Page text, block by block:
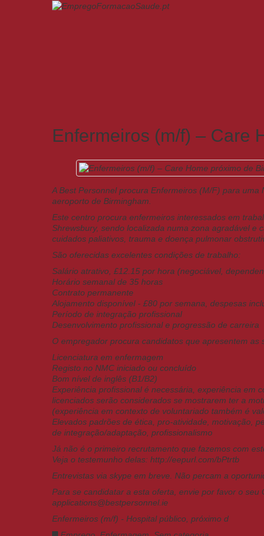
Enfermeiros (m/f) – Care
A Best Personnel procura Enfermeiros (M/F) para
aeroporto de Birmingham.
Este centro procura enfermeiros interessados em
Shrewsbury, sendo localizada numa zona agradável e
cuidados paliativos, trauma e doença pulmonar
São oferecidas excelentes condições de trabalho:
Salário atrativo, £12.15 por hora (negociável,
Horário semanal de 35 horas
Contrato permanente
Alojamento disponível - £80 por semana, despesas
Período de integração profissional
Desenvolvimento profissional e progressão de carreira
O empregador procura candidatos que apresentem as
Licenciatura em enfermagem
Registo no NMC iniciado ou concluído
Bom nível de inglês (B1/B2)
Experiência profissional é necessária, experiência em
licenciados serão considerados se mostrarem ter a
(experiência em contexto de voluntariado também é
Elevados padrões de ética, pro-atividade, motivação,
de integração/adaptação, profissionalismo
Já não é o primeiro recrutamento que fazemos com
Veja o testemunho delas: http://eepurl.com/bPtrtb
Entrevistas via skype em breve. Não percam a
Para se candidatar a esta oferta, envie por favor o
applications@bestpersonnel.ie
Enfermeiros (m/f) - Hospital público, próximo d